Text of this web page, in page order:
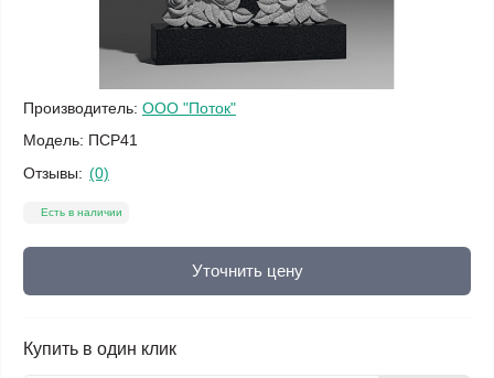
Производитель: ООО "Поток"
Модель: ПСР41
Отзывы: (0)
Есть в наличии
Уточнить цену
Купить в один клик